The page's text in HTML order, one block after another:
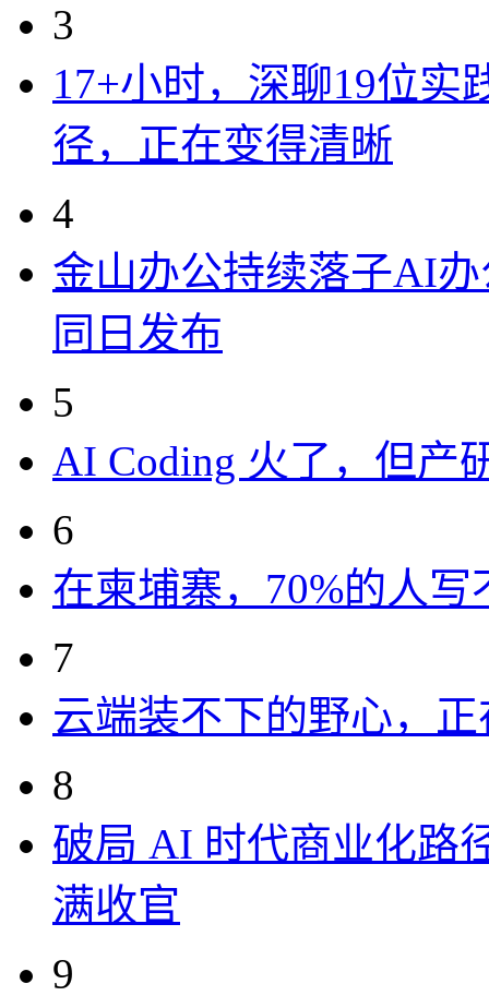
3
17+小时，深聊19位实
径，正在变得清晰
4
金山办公持续落子AI办
同日发布
5
AI Coding 火了，但产
6
在柬埔寨，70%的人写
7
云端装不下的野心，
8
破局 AI 时代商业化路
满收官
9